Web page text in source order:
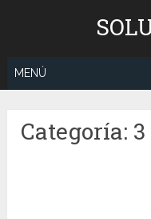
MENÚ
Categoría: